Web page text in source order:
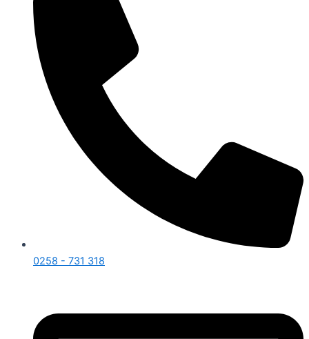
0258 - 731 318